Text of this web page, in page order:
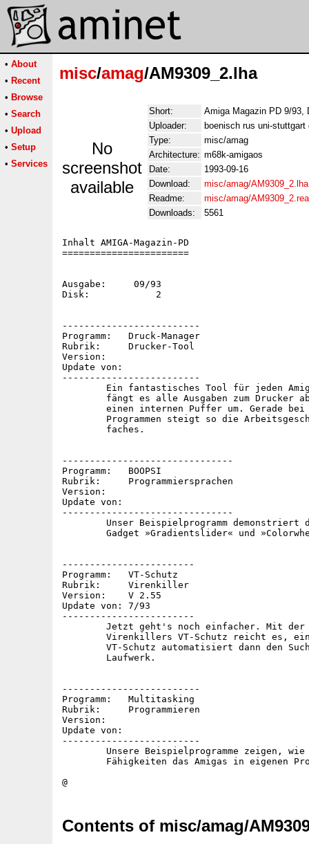
• About
• Recent
• Browse
• Search
• Upload
• Setup
• Services
misc/amag/AM9309_2.lha
No
screenshot
available
Short:
Amiga Magazin PD 9/93,
Uploader:
boenisch rus uni-stuttgart
Type:
misc/amag
Architecture: m68k-amigaos
Date:
1993-09-16
Download:
misc/amag/AM9309_2.lha
Readme:
misc/amag/
Downloads:
5561
Inhalt AMIGA-Magazin-PD
=======================
Ausgabe:     09/93
Disk:            2
-------------------------
Programm:   Druck-Manager
Rubrik:     Drucker-Tool
Version:
Update von:
-------------------------
-------------------------------
Programm:   BOOPSI
Rubrik:     Programmiersprachen
Version:
Update von:
-------------------------------
------------------------
Programm:   VT-Schutz
Rubrik:     Virenkiller
Version:    V 2.55
Update von: 7/93
------------------------
-------------------------
Programm:   Multitasking
Rubrik:     Programmieren
Version:
Update von:
-------------------------
Contents of misc/amag/